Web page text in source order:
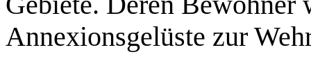
Annexionsgelüste zur